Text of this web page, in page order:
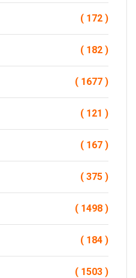
( 172 )
( 182 )
( 1677 )
( 121 )
( 167 )
( 375 )
( 1498 )
( 184 )
( 1503 )